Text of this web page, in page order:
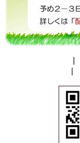
|
|